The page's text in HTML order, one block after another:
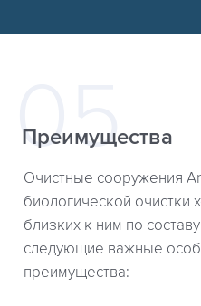
Преимущества
Очистные сооружения
биологической очистки
близких к ним по
следующие важные
преимущества: